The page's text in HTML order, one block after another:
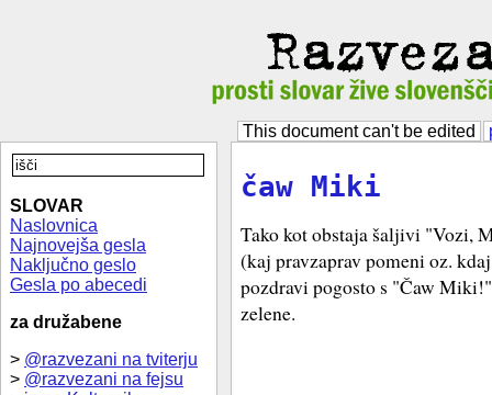
This document can't be edited
SLOVAR
Naslovnica
Najnovejša gesla
Naključno geslo
Gesla po abecedi
za družabene
> @razvezani na tviterju
> @razvezani na fejsu
čaw Miki
Tako kot obstaja šaljivi "Vozi,
(kaj pravzaprav pomeni oz.
pozdravi pogosto s "Čaw
zelene.